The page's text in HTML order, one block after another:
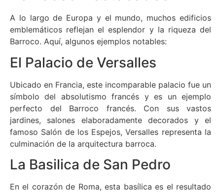
A lo largo de Europa y el mundo, muchos edificios
emblemáticos reflejan el esplendor y la riqueza del
Barroco. Aquí, algunos ejemplos notables:
El Palacio de Versalles
Ubicado en Francia, este incomparable palacio fue un
símbolo del absolutismo francés y es un ejemplo
perfecto del Barroco francés. Con sus vastos
jardines, salones elaboradamente decorados y el
famoso Salón de los Espejos, Versalles representa la
culminación de la arquitectura barroca.
La Basilica de San Pedro
En el corazón de Roma, esta basílica es el resultado